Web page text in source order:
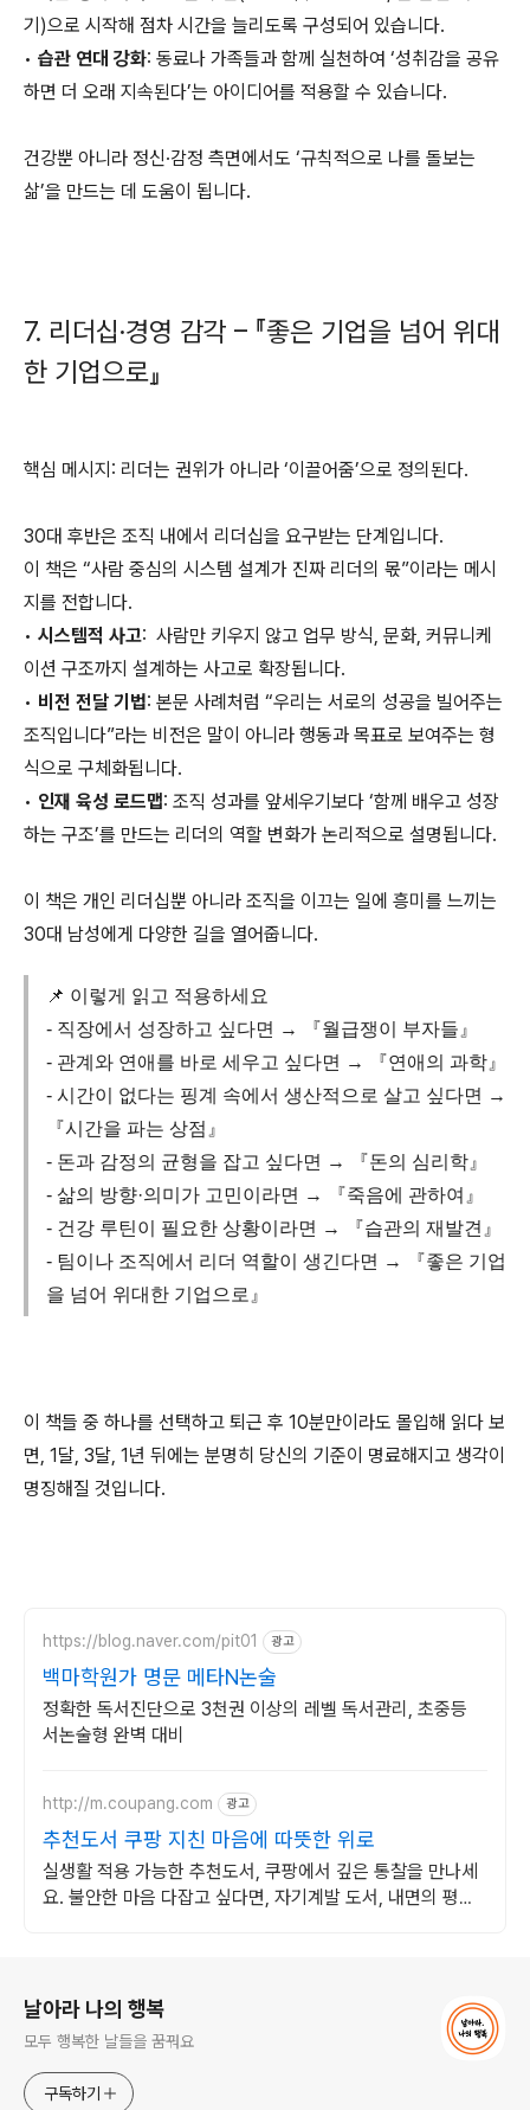
기)으로 시작해 점차 시간을 늘리도록 구성되어 있습니다.
• 습관 연대 강화: 동료나 가족들과 함께 실천하여 ‘성취감을 공유
하면 더 오래 지속된다’는 아이디어를 적용할 수 있습니다.
건강뿐 아니라 정신·감정 측면에서도 ‘규칙적으로 나를 돌보는
삶’을 만드는 데 도움이 됩니다.
7. 리더십·경영 감각 – 『좋은 기업을 넘어 위대
한 기업으로』
핵심 메시지: 리더는 권위가 아니라 ‘이끌어줌’으로 정의된다.
30대 후반은 조직 내에서 리더십을 요구받는 단계입니다.
이 책은 “사람 중심의 시스템 설계가 진짜 리더의 몫”이라는 메시
지를 전합니다.
• 시스템적 사고: 사람만 키우지 않고 업무 방식, 문화, 커뮤니케
이션 구조까지 설계하는 사고로 확장됩니다.
• 비전 전달 기법: 본문 사례처럼 “우리는 서로의 성공을 빌어주는
조직입니다”라는 비전은 말이 아니라 행동과 목표로 보여주는 형
식으로 구체화됩니다.
• 인재 육성 로드맵: 조직 성과를 앞세우기보다 ‘함께 배우고 성장
하는 구조’를 만드는 리더의 역할 변화가 논리적으로 설명됩니다.
이 책은 개인 리더십뿐 아니라 조직을 이끄는 일에 흥미를 느끼는
30대 남성에게 다양한 길을 열어줍니다.
📌 이렇게 읽고 적용하세요
- 직장에서 성장하고 싶다면 → 『월급쟁이 부자들』
- 관계와 연애를 바로 세우고 싶다면 → 『연애의 과학』
- 시간이 없다는 핑계 속에서 생산적으로 살고 싶다면 →
『시간을 파는 상점』
- 돈과 감정의 균형을 잡고 싶다면 → 『돈의 심리학』
- 삶의 방향·의미가 고민이라면 → 『죽음에 관하여』
- 건강 루틴이 필요한 상황이라면 → 『습관의 재발견』
- 팀이나 조직에서 리더 역할이 생긴다면 → 『좋은 기업
을 넘어 위대한 기업으로』
이 책들 중 하나를 선택하고 퇴근 후 10분만이라도 몰입해 읽다 보
면, 1달, 3달, 1년 뒤에는 분명히 당신의 기준이 명료해지고 생각이
명징해질 것입니다.
https://blog.naver.com/pit01 광고
백마학원가 명문 메타N논술
정확한 독서진단으로 3천권 이상의 레벨 독서관리, 초중등
서논술형 완벽 대비
http://m.coupang.com 광고
추천도서 쿠팡 지친 마음에 따뜻한 위로
실생활 적용 가능한 추천도서, 쿠팡에서 깊은 통찰을 만나세
요. 불안한 마음 다잡고 싶다면, 자기계발 도서, 내면의 평온
날아라 나의 행복
모두 행복한 날들을 꿈꿔요
구독하기